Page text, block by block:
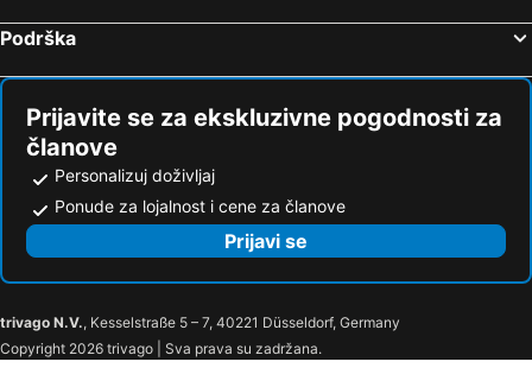
Podrška
Prijavite se za ekskluzivne pogodnosti za
članove
Personalizuj doživljaj
Ponude za lojalnost i cene za članove
Prijavi se
trivago N.V., Kesselstraße 5 – 7, 40221 Düsseldorf, Germany
Copyright 2026 trivago | Sva prava su zadržana.